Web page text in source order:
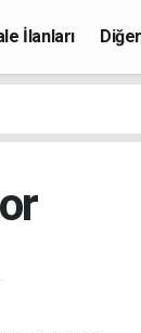
İlanları
Diğer